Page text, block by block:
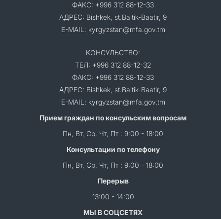
ФАКС: +996 312 88-12-33
АДРЕС: Bishkek, st.Baitik-Baatir, 9
E-MAIL: kyrgyzstan@mfa.gov.tm
КОНСУЛЬСТВО:
ТЕЛ: +996 312 88-12-32
ФАКС: +996 312 88-12-33
АДРЕС: Bishkek, st.Baitik-Baatir, 9
E-MAIL: kyrgyzstan@mfa.gov.tm
Прием граждан по консульским вопросам
Пн, Вт, Ср, Чт, Пт : 9:00 - 18:00
Консультации по телефону
Пн, Вт, Ср, Чт, Пт : 9:00 - 18:00
Перерыв
13:00 - 14:00
МЫ В СОЦСЕТЯХ